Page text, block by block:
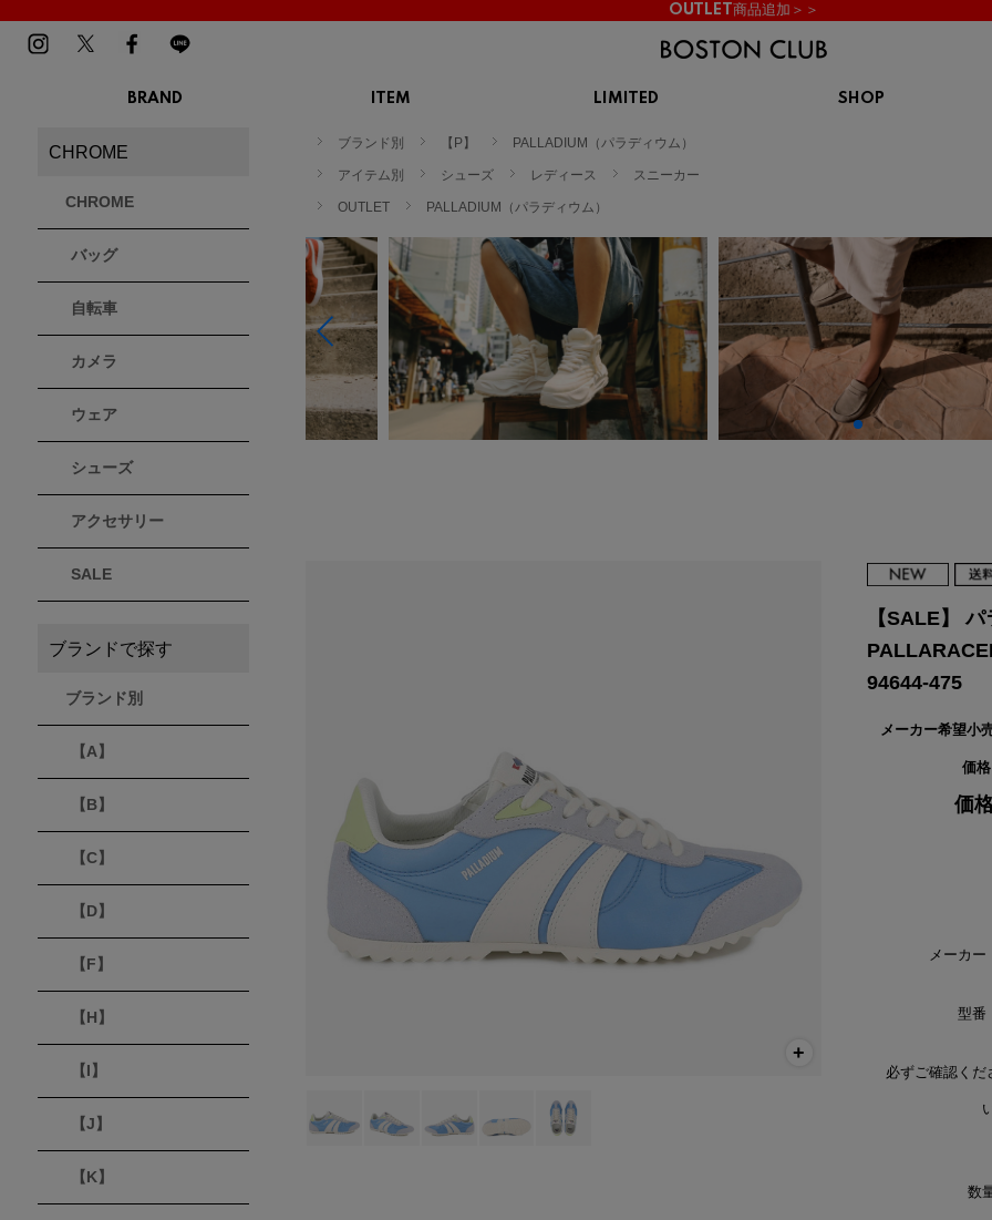
OUTLET商品追加＞＞
BRAND
BMZ
BROOKS
CHROME
Dr.Martens
ドクターマーチン
フィラ
Flower MOUNTAIN
フラワーマウンテン
hummel
ヒュンメル
イノヴェイト
KARHU
カルフ
MOUTH
new balance
ニューバランス
NIKE
ナイキ
Northwave
ノースウェーブ
OAKLEY
オークリー
On
オン
パトリック
ITEM
スニーカー
ブーツ
トレッキングシューズ
ルームシューズ
アウター
トップス
パンツ
ソックス
アクセサリー
サンダル
ブーツ
ルームシューズ
アウター
トップス
パンツ
ソックス
LIMITED
SHOP
ブランド別 【P】 PALLADIUM（パラディウム）
アイテム別 シューズ レディース スニーカー
OUTLET PALLADIUM（パラディウム）
【SALE】
94644-475
メーカー希望小
価
価
メーカー
型番
必ずご確認くだ
数
CHROME
CHROME
バッグ
自転車
カメラ
ウェア
シューズ
アクセサリー
SALE
ブランドで探す
ブランド別
【A】
【B】
【C】
【D】
【F】
【H】
【I】
【J】
【K】